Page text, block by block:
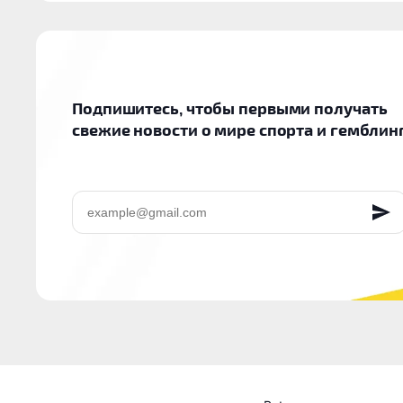
Подпишитесь, чтобы первыми получать
свежие новости о мире спорта и